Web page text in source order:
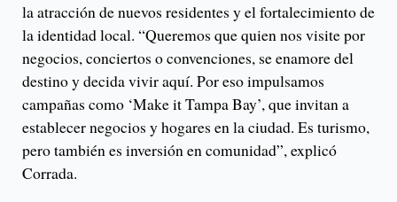
la atracción de nuevos residentes y el fortalecimiento de
la identidad local. “Queremos que quien nos visite por
negocios, conciertos o convenciones, se enamore del
destino y decida vivir aquí. Por eso impulsamos
campañas como ‘Make it Tampa Bay’, que invitan a
establecer negocios y hogares en la ciudad. Es turismo,
pero también es inversión en comunidad”, explicó
Corrada.